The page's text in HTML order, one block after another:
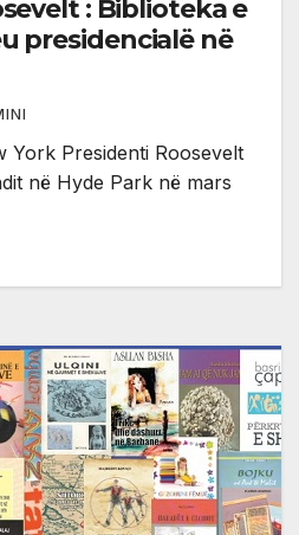
: Biblioteka e
presidencialë në
York Presidenti Roosevelt
në Hyde Park në mars